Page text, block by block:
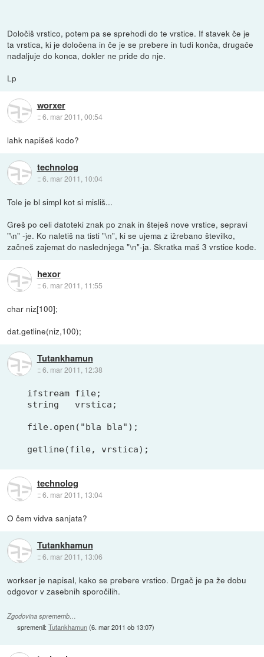
Določiš vrstico, potem pa se sprehodi do te vrstice. If stavek če je
ta vrstica, ki je določena in če je se prebere in tudi konča, drugače
nadaljuje do konca, dokler ne pride do nje.
Lp
worxer
::6. mar 2011, 00:54
lahk napišeš kodo?
technolog
::6. mar 2011, 10:04
Tole je bl simpl kot si misliš...
Greš po celi datoteki znak po znak in šteješ nove vrstice, sepravi
"\n" -je. Ko naletiš na tisti "\n", ki se ujema z ižrebano številko,
začneš zajemat do naslednjega "\n"-ja. Skratka maš 3 vrstice kode.
hexor
::6. mar 2011, 11:55
char niz[100];
dat.getline(niz,100);
Tutankhamun
::6. mar 2011, 12:38
ifstream file;
string   vrstica;
file.open("bla bla");
technolog
::6. mar 2011, 13:04
O čem vidva sanjata?
Tutankhamun
::6. mar 2011, 13:06
workser je napisal, kako se prebere vrstico. Drgač je pa že dobu
odgovor v zasebnih sporočilih.
Zgodovina sprememb…
spremenil:Tutankhamun(6. mar 2011 ob 13:07)